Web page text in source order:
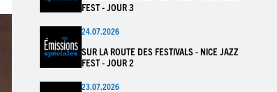
FEST - JOUR 3
24.07.2026
SUR LA ROUTE DES FESTIVALS - NICE JAZZ
FEST - JOUR 2
23.07.2026